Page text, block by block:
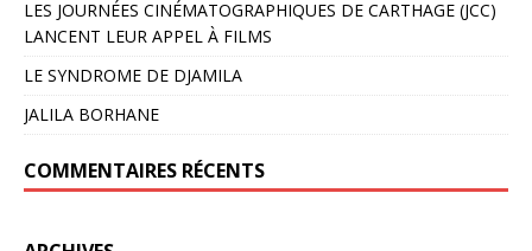
LES JOURNÉES CINÉMATOGRAPHIQUES DE CARTHAGE (JCC)
LANCENT LEUR APPEL À FILMS
LE SYNDROME DE DJAMILA
JALILA BORHANE
COMMENTAIRES RÉCENTS